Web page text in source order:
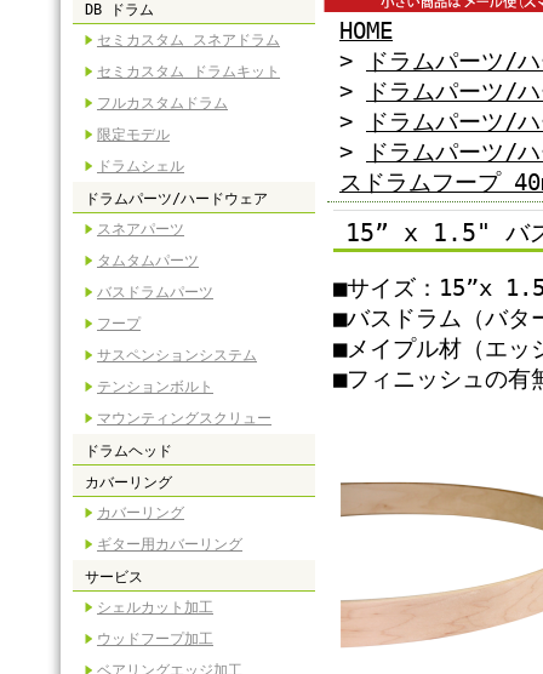
DB ドラム
セミカスタム スネアドラム
セミカスタム ドラムキット
フルカスタムドラム
限定モデル
ドラムシェル
ドラムパーツ/ハードウェア
スネアパーツ
タムタムパーツ
バスドラムパーツ
フープ
サスペンションシステム
テンションボルト
マウンティングスクリュー
ドラムヘッド
カバーリング
カバーリング
ギター用カバーリング
サービス
シェルカット加工
ウッドフープ加工
ベアリングエッジ加工
HOME
>
ドラムパーツ/
>
ドラムパーツ/
>
ドラムパーツ/
>
ドラムパーツ/
スドラムフープ
15” x 1.5" バ
■サイズ：15”x
■バスドラム（バタ
■メイプル材（エッ
■フィニッシュの有